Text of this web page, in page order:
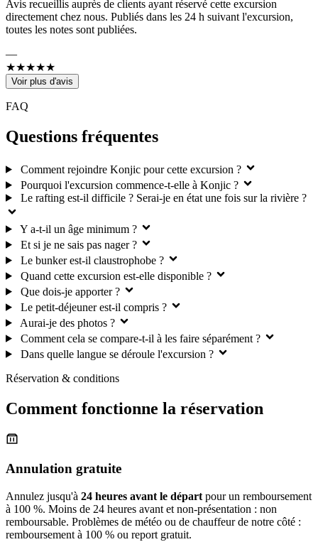
Avis recueillis auprès de clients ayant réservé cette excursion
directement chez nous. Publiés dans les 24 h suivant l'excursion,
toutes les notes sont publiées.
—
★★★★★
Voir plus d'avis
FAQ
Questions fréquentes
Comment rejoindre Konjic pour cette excursion ?
Pourquoi l'excursion commence-t-elle à Konjic ?
Le rafting est-il difficile ? Serai-je en état une fois sur la rivière ?
Y a-t-il un âge minimum ?
Et si je ne sais pas nager ?
Le bunker est-il claustrophobe ?
Quand cette excursion est-elle disponible ?
Que dois-je apporter ?
Le petit-déjeuner est-il compris ?
Aurai-je des photos ?
Comment cela se compare-t-il à les faire séparément ?
Dans quelle langue se déroule l'excursion ?
Réservation & conditions
Comment fonctionne la réservation
Annulation gratuite
Annulez jusqu'à 24 heures avant le départ pour un remboursement
à 100 %. Moins de 24 heures avant et non-présentation : non
remboursable. Problèmes de météo ou de chauffeur de notre côté :
remboursement à 100 % ou report gratuit.